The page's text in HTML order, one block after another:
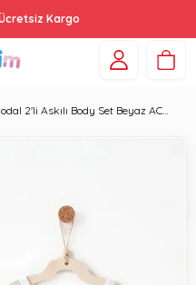
Kargo
Andywawa Bebek Special Modal 2'li Askılı Body Set Beyaz AC26760